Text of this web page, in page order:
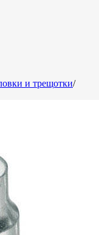
и трещотки/